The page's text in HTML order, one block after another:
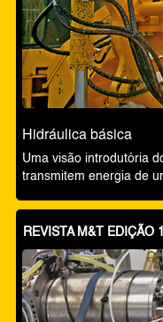
Hidráulica básica
Uma visão introdutória
transmitem energia de
REVISTA M&T EDIÇÃO